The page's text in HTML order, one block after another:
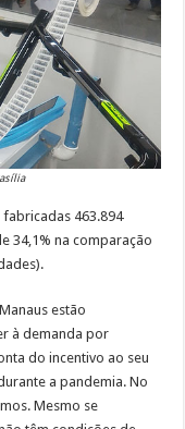
463.894
34,1% na comparação
estão
à demanda por
do incentivo ao seu
a pandemia. No
Mesmo se